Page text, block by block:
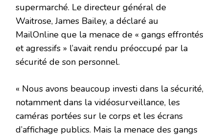
supermarché. Le directeur général de
Waitrose, James Bailey, a déclaré au
MailOnline que la menace de « gangs effrontés
et agressifs » l’avait rendu préoccupé par la
sécurité de son personnel.
« Nous avons beaucoup investi dans la sécurité,
notamment dans la vidéosurveillance, les
caméras portées sur le corps et les écrans
d’affichage publics. Mais la menace des gangs